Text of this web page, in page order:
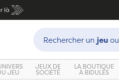
là
Recherche :
Rechercher un jeuou
JEU
JEUX DE
SOCIÉTÉ
LA BOUTIQUE
À BIDULES